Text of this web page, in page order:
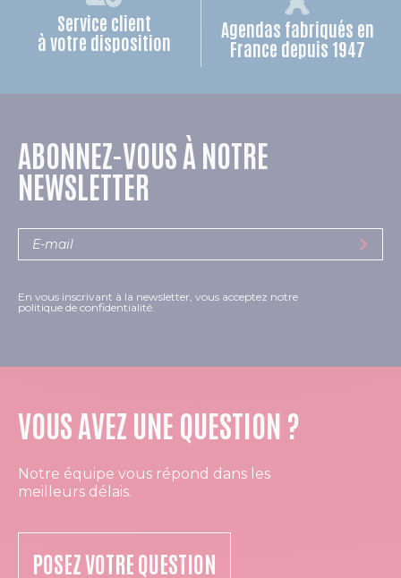
Service client
à votre disposition
Agendas fabriqués en
France depuis 1947
ABONNEZ-VOUS À NOTRE
NEWSLETTER
En vous inscrivant à la newsletter, vous acceptez notre
politique de confidentialité.
VOUS AVEZ UNE QUESTION ?
Notre équipe vous répond dans les
meilleurs délais.
POSEZ VOTRE QUESTION